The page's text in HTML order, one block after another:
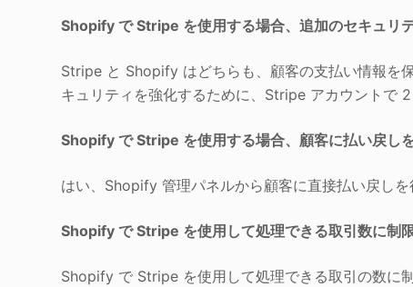
Shopify で Stripe を使用する場合、追加のセキュリ
Stripe と Shopify はどちらも、顧客の支払い情報を
キュリティを強化するために、Stripe アカウントで
Shopify で Stripe を使用する場合、顧客に払い戻し
はい、Shopify 管理パネルから顧客に直接払い戻し
Shopify で Stripe を使用して処理できる取引数に制
Shopify で Stripe を使用して処理できる取引の数に